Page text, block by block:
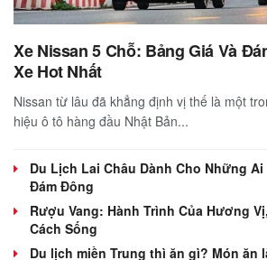
Xe Nissan 5 Chỗ: Bảng Giá Và
Xe Hot Nhất
Nissan từ lâu đã khẳng định vị thế là một
hiệu ô tô hàng đầu Nhật Bản...
Du Lịch Lai Châu Dành Cho Những
Đám Đông
Rượu Vang: Hành Trình Của Hương
Cách Sống
Du lịch miền Trung thì ăn gì? Món ăn